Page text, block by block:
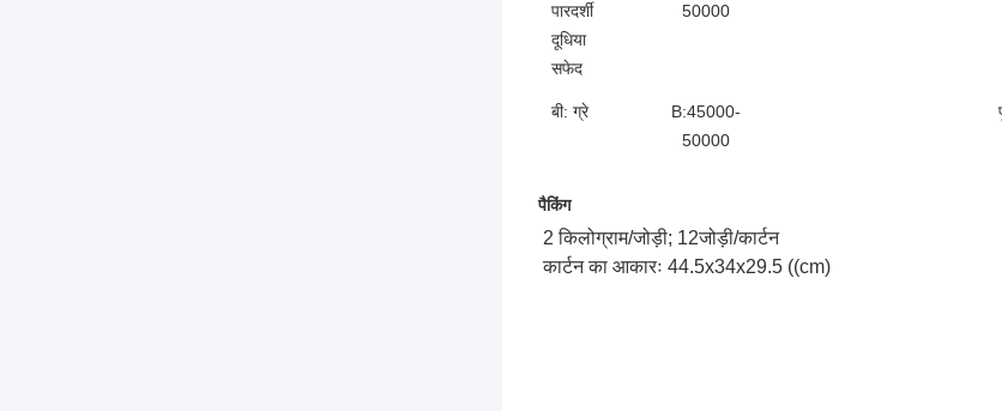
पारदर्शी
दूधिया
सफेद
50000
बी: ग्रे
B:45000-
50000
पैकिंग
2 किलोग्राम/जोड़ी; 12जोड़ी/कार्टन
कार्टन का आकारः 44.5x34x29.5 ((cm)